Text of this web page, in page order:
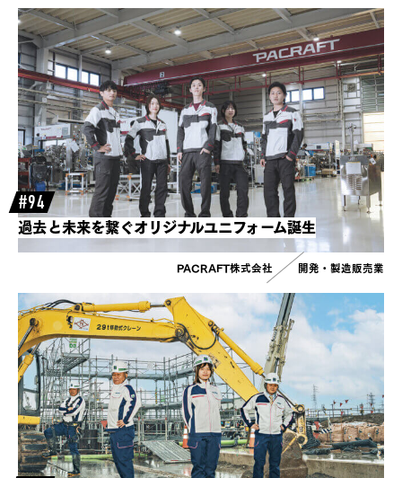
#94
過去と未来を繋ぐオリジナルユニフォーム誕生
PACRAFT株式会社 開発・製造販売業